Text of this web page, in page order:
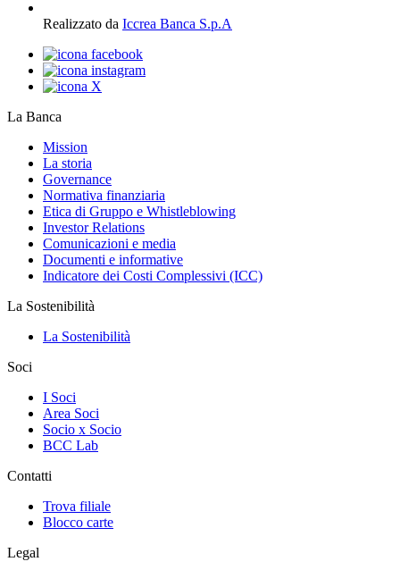
Realizzato da Iccrea Banca S.p.A
La Banca
Mission
La storia
Governance
Normativa finanziaria
Etica di Gruppo e Whistleblowing
Investor Relations
Comunicazioni e media
Documenti e informative
Indicatore dei Costi Complessivi (ICC)
La Sostenibilità
La Sostenibilità
Soci
I Soci
Area Soci
Socio x Socio
BCC Lab
Contatti
Trova filiale
Blocco carte
Legal